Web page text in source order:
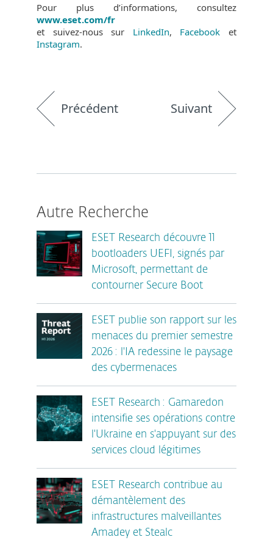
Pour plus d’informations, consultez
www.eset.com/fr
et suivez-nous sur LinkedIn, Facebook et
Instagram.
Précédent Suivant
Autre Recherche
ESET Research découvre 11
bootloaders UEFI, signés par
Microsoft, permettant de
contourner Secure Boot
ESET publie son rapport sur les
menaces du premier semestre
2026 : l'IA redessine le paysage
des cybermenaces
ESET Research : Gamaredon
intensifie ses opérations contre
l'Ukraine en s'appuyant sur des
services cloud légitimes
ESET Research contribue au
démantèlement des
infrastructures malveillantes
Amadey et Stealc